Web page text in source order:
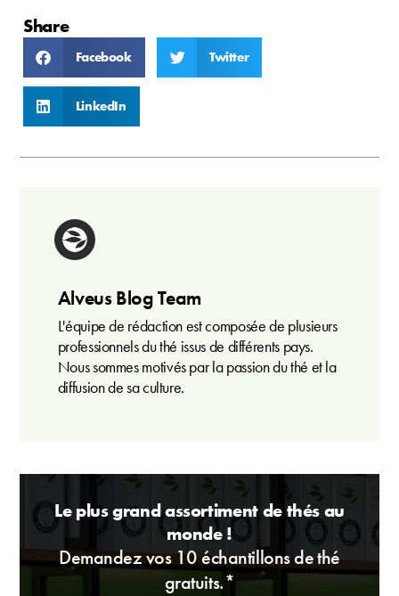
Share
Facebook Twitter
LinkedIn
Alveus Blog Team
L'équipe de rédaction est composée de plusieurs
professionnels du thé issus de différents pays.
Nous sommes motivés par la passion du thé et la
diffusion de sa culture.
Le plus grand assortiment de thés au
monde !
Demandez vos 10 échantillons de thé
gratuits.*